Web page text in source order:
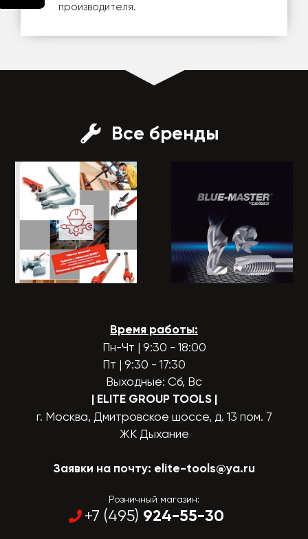
производителя.
Все бренды
Время работы:
Пн-Чт | 9:30 - 18:00
Пт | 9:30 - 17:30
Выходные: Сб, Вс
| ELITE GROUP TOOLS |
г. Москва, Дмитровское шоссе, д. 13 пом. 7
ЖК Дыхание
Заявки на почту: elite-tools@ya.ru
Розничный магазин:
+7 (495) 924-55-30